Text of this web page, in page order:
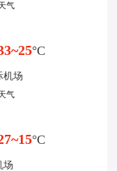
气
°C
机场
气
°C
场